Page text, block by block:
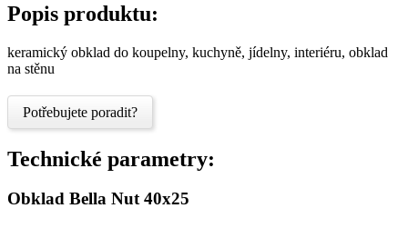
Popis produktu:
keramický obklad do koupelny, kuchyně, jídelny, interiéru, obklad
na stěnu
Potřebujete poradit?
Technické parametry:
Obklad Bella Nut 40x25